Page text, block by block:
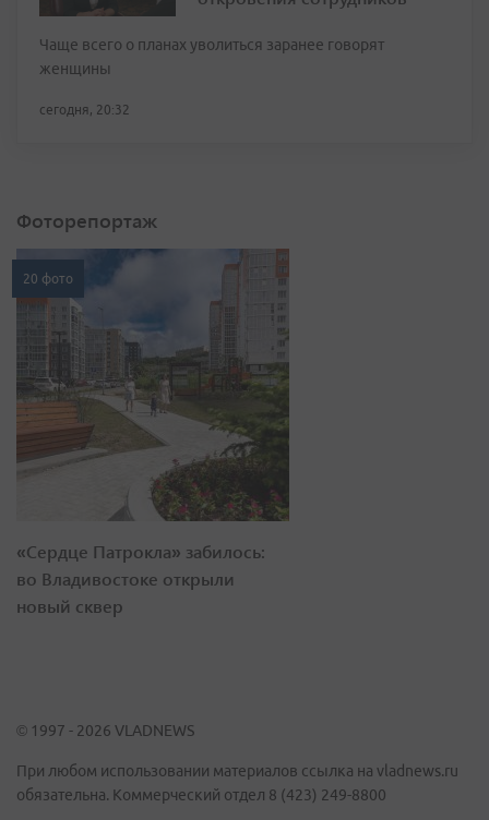
Чаще всего о планах уволиться заранее говорят
женщины
сегодня, 20:32
Фоторепортаж
20 фото
«Сердце Патрокла» забилось:
во Владивостоке открыли
новый сквер
© 1997 - 2026 VLADNEWS
При любом использовании материалов ссылка на vladnews.ru
обязательна. Коммерческий отдел 8 (423) 249-8800